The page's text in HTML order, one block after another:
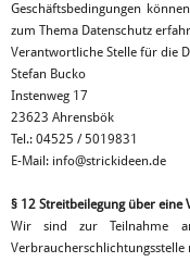
Geschäftsbedingungen
zum Thema Datenschutz
Verantwortliche Stelle für die
Stefan Bucko
Instenweg 17
23623 Ahrensbök
Tel.: 04525 / 5019831
E-Mail: info@strickideen.de
§ 12 Streitbeilegung über eine
Wir sind zur Teilnahme